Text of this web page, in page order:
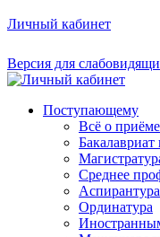
Личный кабинет
Версия для
Поступающему
Всё о приёме
Бакалавриат
Среднее
Аспирантура
Ординатура